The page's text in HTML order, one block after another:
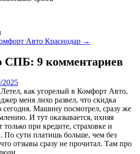
Авто Краснодар →
СПБ: 9 комментариев
2025
как угорелый в Комфорт Авто,
меня лихо развел, что скидка
сегодня. Машину посмотрел, сразу же
И тут оказывается, ихняя
только при кредите, страховке и
По сути платишь больше, чем без
отзывы сразу не прочитал. Там про